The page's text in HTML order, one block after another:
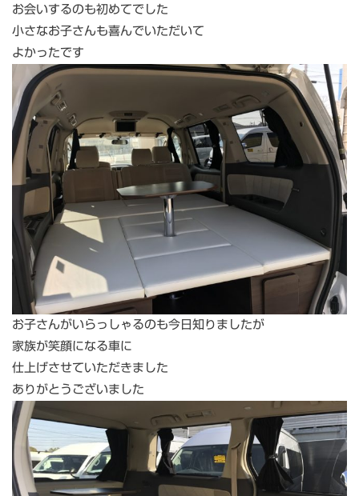
お会いするのも初めてでした
小さなお子さんも喜んでいただいて
よかったです
お子さんがいらっしゃるのも今日知りましたが
家族が笑顔になる車に
仕上げさせていただきました
ありがとうございました